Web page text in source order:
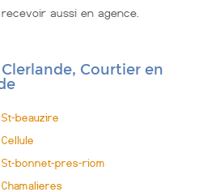
aussi en agence.
Courtier en
beauzire
bonnet-pres-riom